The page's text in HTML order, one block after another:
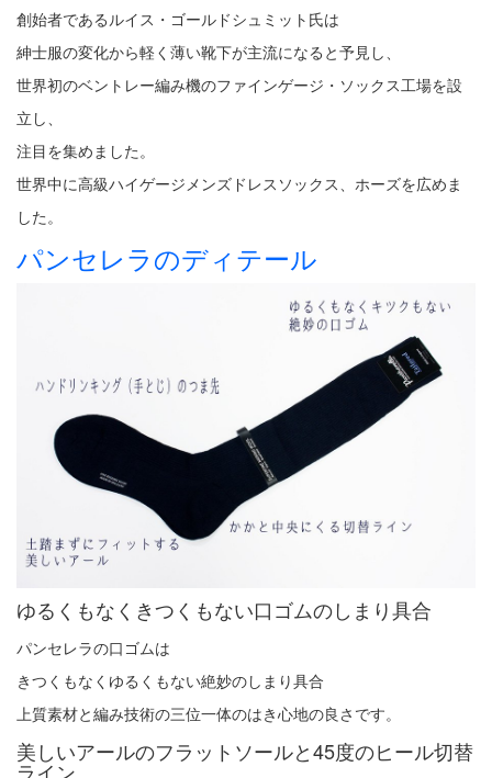
創始者であるルイス・ゴールドシュミット氏は
紳士服の変化から軽く薄い靴下が主流になると予見し、
世界初のベントレー編み機のファインゲージ・ソックス工場を設
立し、
注目を集めました。
世界中に高級ハイゲージメンズドレスソックス、ホーズを広めま
した。
パンセレラのディテール
ゆるくもなくきつくもない口ゴムのしまり具合
パンセレラの口ゴムは
きつくもなくゆるくもない絶妙のしまり具合
上質素材と編み技術の三位一体のはき心地の良さです。
美しいアールのフラットソールと45度のヒール切替
ライン